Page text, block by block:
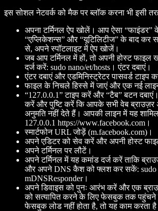
इस सोशल नेटवर्क को मैक पर ब्लॉक करना भी इसी
अपना टर्मिनल ऐप खोलें। आप ऐसा “फाइंडर”
“एप्लिकेशन्स” और “यूटिलिटीज” के बाद
से, अपने स्पॉटलाइट में ऐप खोजें।
जब आप टर्मिनल में हों, तो अपनी होस्ट
दर्ज करें: sudo nano/et/hosts। एंटर दबाएं।
एंटर दबाएं और एडमिनिस्ट्रेटर पासवर्ड टाइप
फाइल के निचले हिस्से में जाएं और एक नई
“127.0.0.1” टाइप करें और “टैब” बटन
करें और पुष्टि करें कि आपके सभी वेब
अनुमति नहीं देते हैं। आपकी लाइन में यह शामिल
127.0.0.1 https://www.facebook.com।
स्मार्टफोन URL जोड़ें (m.facebook.com)।
अपने एडिटर को सेव करें और अपनी होस्ट
अपने टर्मिनल पर लौटें।
अपने टर्मिनल में यह कमांड दर्ज करें ताकि
और अपने DNS कैश को फ्लश कर सकें: sudo
mDNSResponder।
अपने डिवाइस को पुनः आरंभ करें और एक
को सत्यापित करने के लिए फेसबुक तक पहुंचने
फेसबुक लोड नहीं होता है, तो यह काम करता